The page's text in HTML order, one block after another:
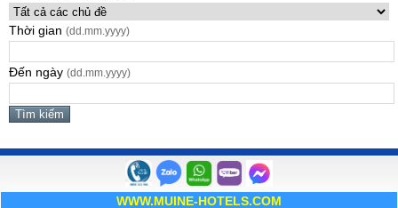
Thời gian (dd.mm.yyyy)
Đến ngày (dd.mm.yyyy)
WWW.MUINE-HOTELS.COM